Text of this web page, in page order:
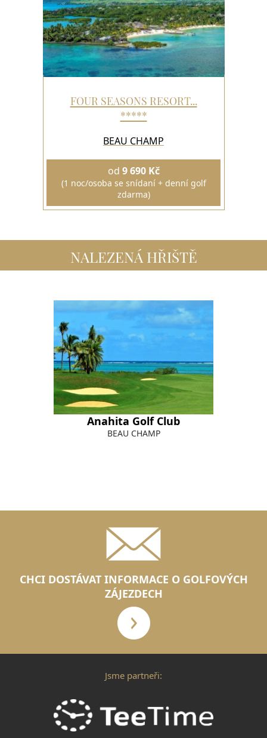
FOUR SEASONS RESORT...
*****
BEAU CHAMP
od 9 690 Kč
(1 noc/osoba se snídaní + denní golf
zdarma)
NALEZENÁ HŘIŠTĚ
Anahita Golf Club
BEAU CHAMP
CHCI DOSTÁVAT INFORMACE O GOLFOVÝCH
ZÁJEZDECH
Jsme partneři: